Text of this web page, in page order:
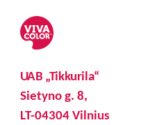
UAB „Tikkurila“
Sietyno g. 8,
LT-04304 Vilnius